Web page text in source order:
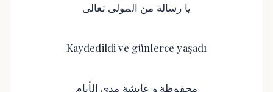
يا رسالة من المولى تعالى
Kaydedildi ve günlerce yaşadı
محفوظة و عايشة مدى الأيام